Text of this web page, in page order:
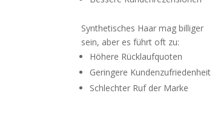
Synthetisches Haar mag billiger
sein, aber es führt oft zu:
Höhere Rücklaufquoten
Geringere Kundenzufriedenheit
Schlechter Ruf der Marke